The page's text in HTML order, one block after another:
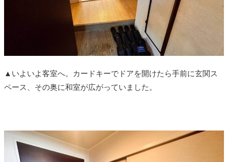
▲いよいよ客室へ。カードキーでドアを開けたら手前に玄関ス
ペース、その奥に和室が広がっていました。